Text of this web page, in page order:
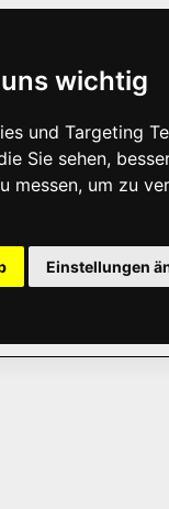
wichtig
und Targeting
Sie sehen,
messen, um zu
Einstellungen